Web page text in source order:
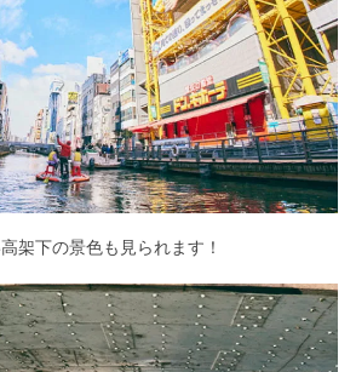
架下の景色も見られます！